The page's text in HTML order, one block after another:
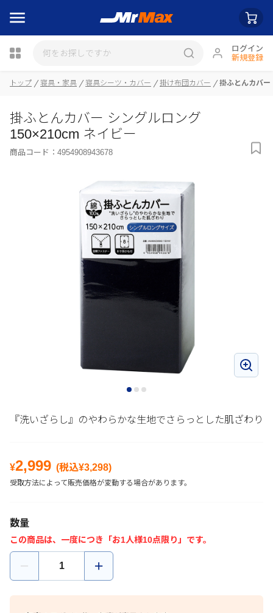
ログイン
新規登録
瓶詰
トップ 寝具・家具 寝具シーツ・カバー 掛け布団カバー 掛ふとんカバ
掛ふとんカバー シングルロング
150×210cm ネイビー
商品コード： 4954908943678
『洗いざらし』のやわらかな生地でさらっとした肌ざわり
¥2,999 (税込¥3,298)
受取方法によって販売価格が変動する場合があります。
数量
この商品は、一度につき「お1人様10点限り」です。